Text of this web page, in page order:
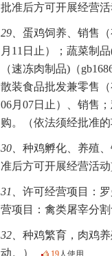
批准后方可开展经营活
29、 蛋鸡饲养、销售
月11日止）；蔬菜制
（速冻肉制品)（
散装食品批发兼零售
06月07日止）、销售
购。（依法须经批准
30、 种鸡孵化、养殖
准后方可开展经营活动)
31、 许可经营项目：
营项目：禽类屠宰分割
32、 种鸡繁育，肉鸡
动。）
19 人使用